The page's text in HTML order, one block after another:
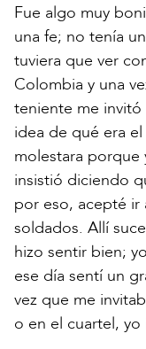
Fue algo muy
una fe; no tenía
tuviera que ver
Colombia y una
teniente me invitó
idea de qué era
molestara porque
insistió diciendo
por eso, acepté ir
soldados. Allí
hizo sentir bien;
ese día sentí un
vez que me
o en el cuartel,